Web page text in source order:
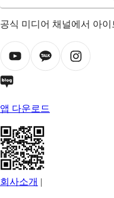
공식 미디어 채널에서 아
앱 다운로드
회사소개 |